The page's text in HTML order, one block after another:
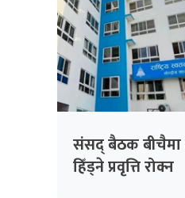
संसद् बैठक बीचैमा
हिँड्ने प्रवृत्ति रोक्न